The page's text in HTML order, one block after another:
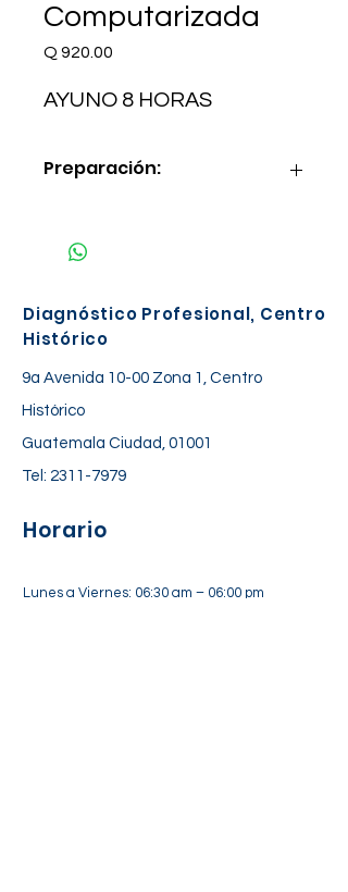
Computarizada
Q 920.00
AYUNO 8 HORAS
Preparación:
Diagnóstico Profesional, Centro
Histórico
9a Avenida 10-00 Zona 1, Centro
Histórico
Guatemala Ciudad, 01001
Tel: 2311-7979
Horario
Lunes a Viernes: 06:30 am – 06:00 pm